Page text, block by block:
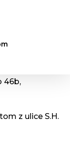
46b,
z ulice S.H.